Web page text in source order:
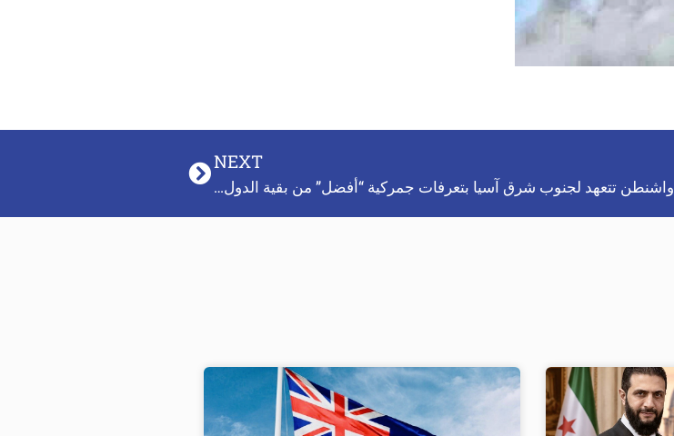
NEXT
واشنطن تتعهد لجنوب شرق آسيا بتعرفات جمركية “أفضل” من بقية الدول…